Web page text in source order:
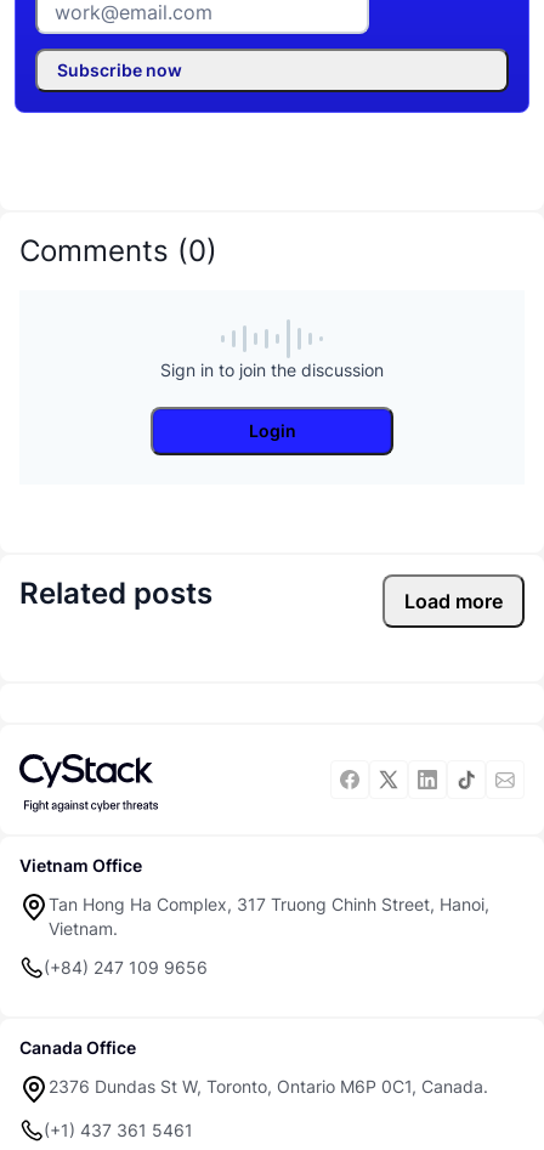
Subscribe now
Comments (0)
Sign in to join the discussion
Login
Related posts Load more
Vietnam Office
Tan Hong Ha Complex, 317 Truong Chinh Street, Hanoi,
Vietnam.
(+84) 247 109 9656
Canada Office
2376 Dundas St W, Toronto, Ontario M6P 0C1, Canada.
(+1) 437 361 5461